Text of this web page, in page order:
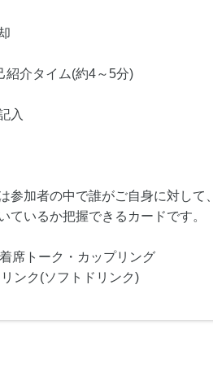
紹介タイム(約4～5分)
入
参加者の中で誰がご自身に対して、
ているか把握できるカードです。
席トーク・カップリング
ンク(ソフトドリンク)